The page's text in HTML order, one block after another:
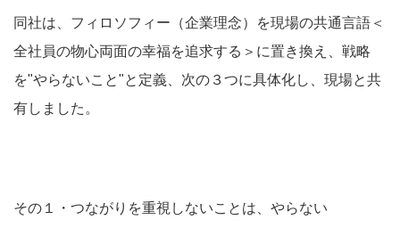
同社は、フィロソフィー（企業理念）を現場の共通言語＜
全社員の物心両面の幸福を追求する＞に置き換え、戦略
を"やらないこと"と定義、次の３つに具体化し、現場と共
有しました。
その１・つながりを重視しないことは、やらない